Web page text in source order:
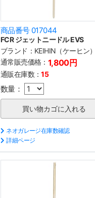
商品番号 017044
FCR ジェットニードル EVS
ブランド： KEIHIN（ケーヒン）
通常販売価格： 1,800円
通販在庫数：15
数量：
ネオガレージ在庫数確認
詳細ページ